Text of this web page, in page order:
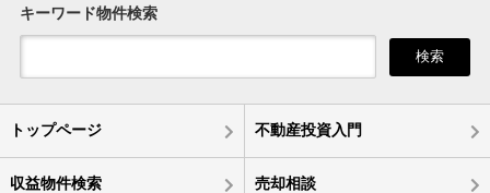
キーワード物件検索
検索
トップページ 不動産投資入門
収益物件検索 売却相談